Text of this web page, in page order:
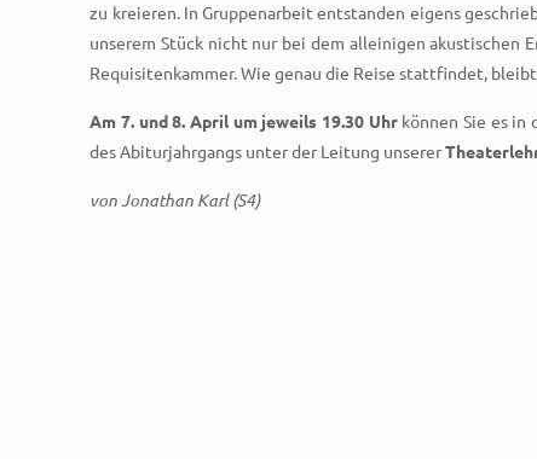
zu kreieren. In Gruppenarbeit entstanden eigens
unserem Stück nicht nur bei dem alleinigen akustischen
Requisitenkammer. Wie genau die Reise stattfindet,
Am 7. und 8. April um jeweils 19.30 Uhrkönnen Sie es in
des Abiturjahrgangs unter der Leitung unserer
von Jonathan Karl (S4)